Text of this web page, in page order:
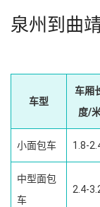
泉州到曲
车型
车厢
度/
小面包车 1.8-
中型面包
车
2.4-